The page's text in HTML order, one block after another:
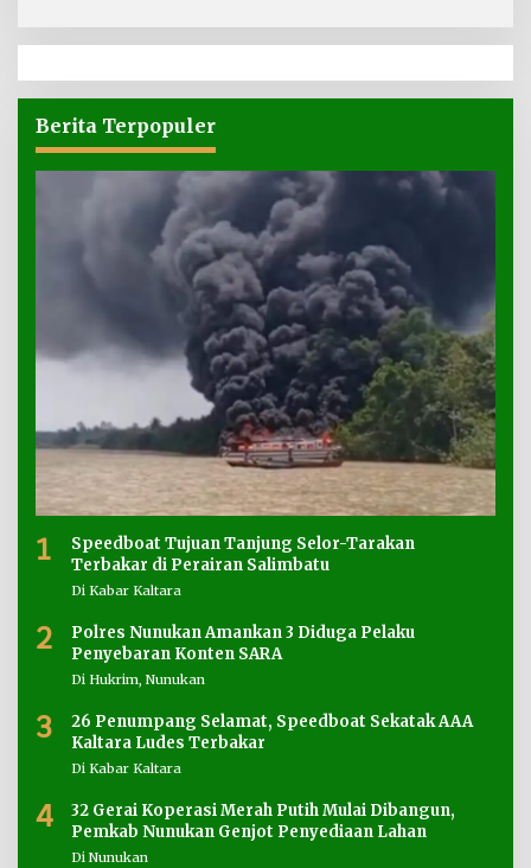
Berita Terpopuler
1
Speedboat Tujuan Tanjung Selor-Tarakan
Terbakar di Perairan Salimbatu
Di Kabar Kaltara
2
Polres Nunukan Amankan 3 Diduga Pelaku
Penyebaran Konten SARA
Di Hukrim, Nunukan
3
26 Penumpang Selamat, Speedboat Sekatak AAA
Kaltara Ludes Terbakar
Di Kabar Kaltara
4
32 Gerai Koperasi Merah Putih Mulai Dibangun,
Pemkab Nunukan Genjot Penyediaan Lahan
Di Nunukan